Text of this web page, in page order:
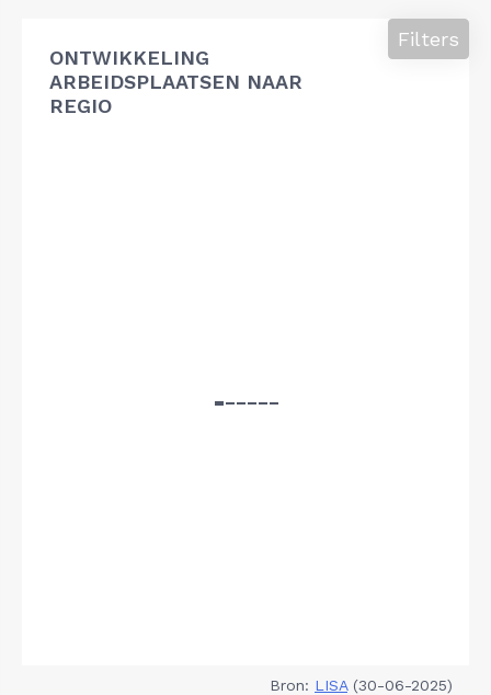
ONTWIKKELING
ARBEIDSPLAATSEN NAAR
REGIO
Filters
Bron: LISA(30-06-2025)